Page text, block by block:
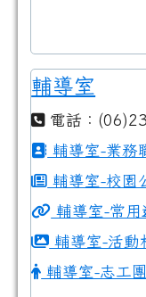
輔導室
電話：
輔導室-業務
輔導室-校園
輔導室-常用
輔導室-活動
輔導室-志工團